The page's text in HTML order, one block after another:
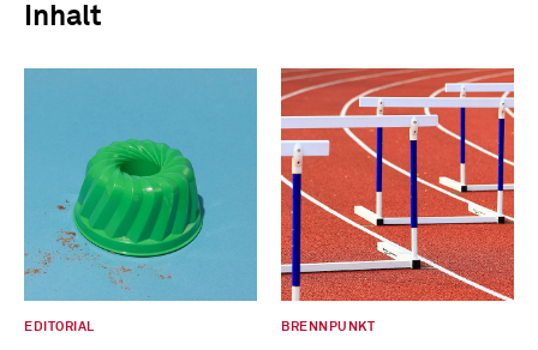
Inhalt
EDITORIAL BRENNPUNKT